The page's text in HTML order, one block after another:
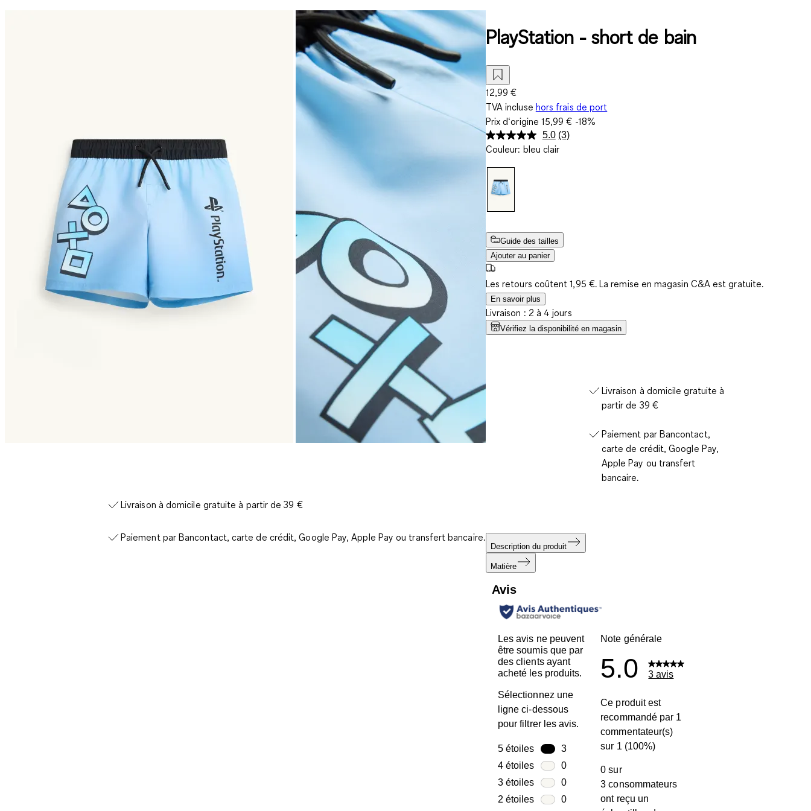
Livraison à domicile gratuite à partir de 39 €
Paiement par Bancontact, carte de crédit, Google Pay, Apple Pay ou transfert bancaire.
PlayStation - short de bain
12,99 €
TVA incluse hors frais de port
Prix d‘origine 15,99 € -18%
5.0 Lire
3
(3)
Couleur: bleu clair
Guide des tailles
Ajouter au panier
Les retours coûtent 1,95 €. La remise en magasin C&A est gratuite.
En savoir plus
Livraison : 2 à 4 jours
Vérifiez la disponibilité en magasin
Livraison à domicile gratuite à
partir de 39 €
Paiement par Bancontact,
carte de crédit, Google Pay,
Apple Pay ou transfert
bancaire.
Description du produit
Matière
Avis
Les avis ne peuvent
être soumis que par
des clients ayant
acheté les produits.
Sélectionnez une
ligne ci-dessous
pour filtrer les avis.
5 étoiles étoiles3
3 avis avec 5 étoiles.
4 étoiles étoiles0
0 avis avec 4 étoiles.
3 étoiles étoiles0
0 avis avec 3 étoiles.
2 étoiles étoiles0
Note générale
5.0 3 avis
Ce produit est
recommandé par 1
commentateur(s)
sur 1 (100%)
0 sur
3 consommateurs
ont reçu un